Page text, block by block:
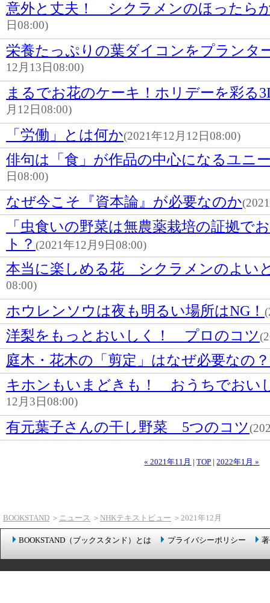
意外と丈夫！ シクラメンのほったら
日08:00)
栄養たっぷりの葉ダイコンをプランタ
12月13日08:00)
まるでお花のケーキ！ホリデーを彩る
月12日08:00)
「労働」とは何か(2021年12月12日08:00)
俳句は「食」が作品の中心になるユニ
日08:00)
なぜ今こそ『資本論』が必要なのか
「虫食いの野菜は無農薬栽培の証拠で
ト？ (2021年12月9日08:00)
本当に楽しめる花 シクラメンのよい
08:00)
ホウレンソウは夜も明るい場所はNG！
洋梨をもっとおいしく！ プロのコツ
庭木・花木の「剪定」はなぜ必要なの？
キホンもいまどきも！ おうちでおい
12月3日08:00)
有元葉子さんの干し野菜 5つのコツ
« 2021年11月 |TOP |2022年1月 »
BOOKSTAND ＞ ニュース ＞ NHKテキストビュー ＞2021年12月
BOOKSTAND（ブックスタンド）とは プライバシーポリシー